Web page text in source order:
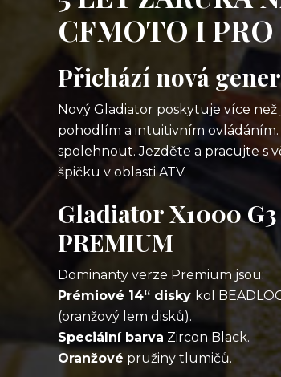
CFMOTO I
Přichází nová
Nový Gladiator poskytuje více
pohodlím a intuitivním
spolehnout. Jezděte a pracujte s
špičku v oblasti ATV.
Gladiator X1000 G3
PREMIUM
Dominanty verze Premium jsou:
Prémiové 14“ disky kol
(oranžový lem disků).
Speciální barva Zircon Black.
Oranžové pružiny tlumičů.